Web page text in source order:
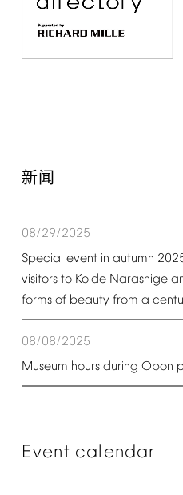
新闻
08/29/2025
Special event in autumn
visitors to Koide Narashige
forms of beauty from a
08/08/2025
Museum hours during Obon
Event calendar